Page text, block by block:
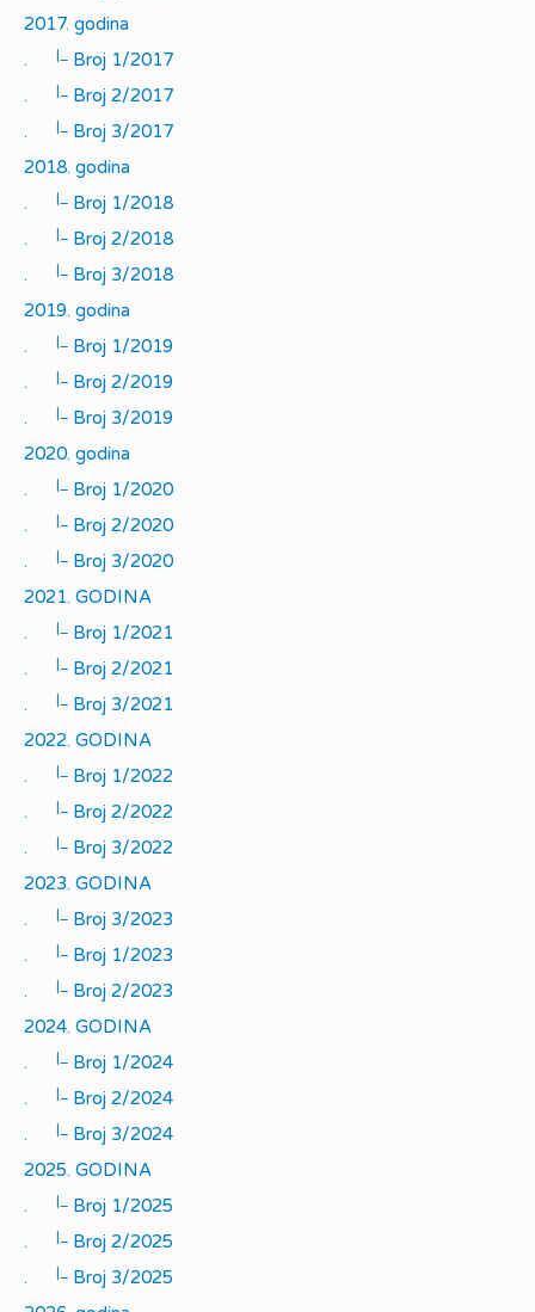
2017. godina
.
|_
Broj 1/2017
.
|_
Broj 2/2017
.
|_
Broj 3/2017
2018. godina
.
|_
Broj 1/2018
.
|_
Broj 2/2018
.
|_
Broj 3/2018
2019. godina
.
|_
Broj 1/2019
.
|_
Broj 2/2019
.
|_
Broj 3/2019
2020. godina
.
|_
Broj 1/2020
.
|_
Broj 2/2020
.
|_
Broj 3/2020
2021. GODINA
.
|_
Broj 1/2021
.
|_
Broj 2/2021
.
|_
Broj 3/2021
2022. GODINA
.
|_
Broj 1/2022
.
|_
Broj 2/2022
.
|_
Broj 3/2022
2023. GODINA
.
|_
Broj 3/2023
.
|_
Broj 1/2023
.
|_
Broj 2/2023
2024. GODINA
.
|_
Broj 1/2024
.
|_
Broj 2/2024
.
|_
Broj 3/2024
2025. GODINA
.
|_
Broj 1/2025
.
|_
Broj 2/2025
.
|_
Broj 3/2025